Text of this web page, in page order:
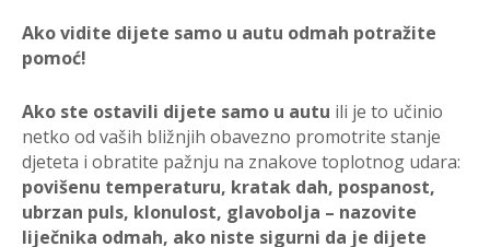
Ako vidite dijete samo u autu odmah potražite
pomoć!
Ako ste ostavili dijete samo u autu ili je to učinio
netko od vaših bližnjih obavezno promotrite stanje
djeteta i obratite pažnju na znakove toplotnog udara:
povišenu temperaturu, kratak dah, pospanost,
ubrzan puls, klonulost, glavobolja – nazovite
liječnika odmah, ako niste sigurni da je dijete